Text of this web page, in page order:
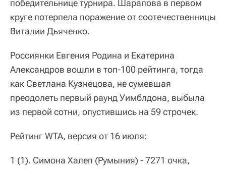
победительнице турнира. Шарапова в первом
круге потерпела поражение от соотечественницы
Виталии Дьяченко.
Россиянки Евгения Родина и Екатерина
Александров вошли в топ-100 рейтинга, тогда
как Светлана Кузнецова, не сумевшая
преодолеть первый раунд Уимблдона, выбыла
из первой сотни, опустившись на 59 строчек.
Рейтинг WTA, версия от 16 июля:
1 (1). Симона Халеп (Румыния) - 7271 очка,